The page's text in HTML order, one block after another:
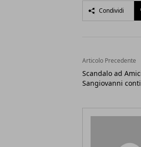
Condividi
Articolo Precedente
Scandalo ad
Sangiovanni